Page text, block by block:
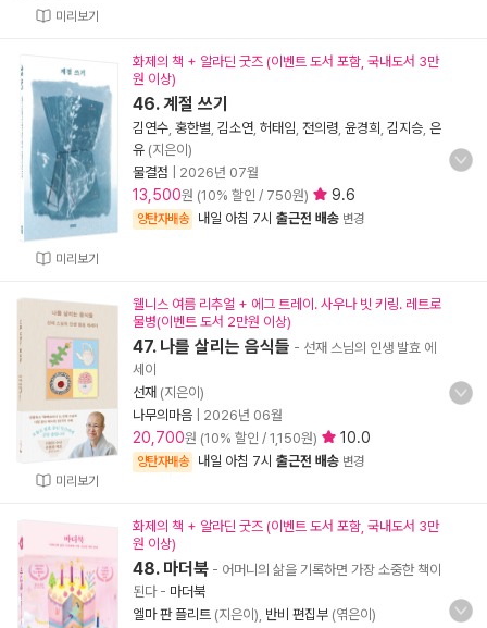
미리보기
미리보기
화제의 책 + 알라딘 굿즈 (이벤트 도서 포함, 국내도서 3만
원 이상)
46. 계절 쓰기
김연수 홍한별 김소연 허태임 전의령 윤경희 김지승 은
유 (지은이)
물결점
2026년 07월
13,500원 (10% 할인 / 750원) 9.6
양탄자배송 내일 아침 7시 출근전 배송 변경
미리보기
웰니스 여름 리추얼 + 에그 트레이. 사우나 빗 키링. 레트로
물병(이벤트 도서 2만원 이상)
47. 나를 살리는 음식들 - 선재 스님의 인생 발효 에
세이
선재 (지은이)
나무의마음
2026년 06월
20,700원 (10% 할인 / 1,150원) 10.0
양탄자배송 내일 아침 7시 출근전 배송 변경
화제의 책 + 알라딘 굿즈 (이벤트 도서 포함, 국내도서 3만
원 이상)
48. 마더북 - 어머니의 삶을 기록하면 가장 소중한 책이
된다- 마더북
엘마 판 플리트 (지은이), 반비 편집부 (엮은이)